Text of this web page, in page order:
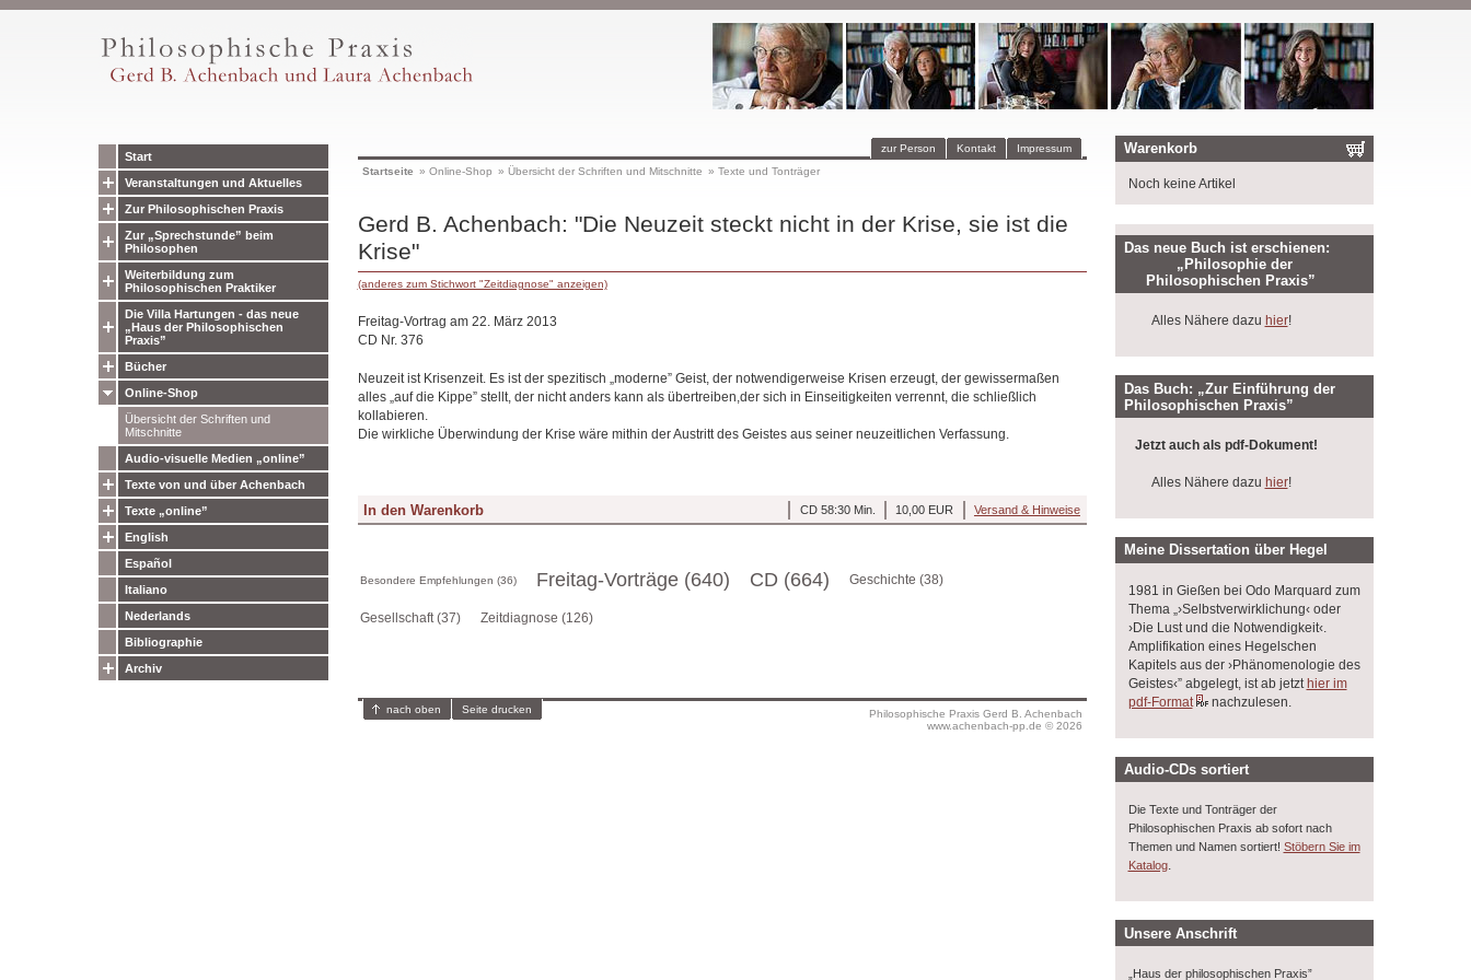
Start
Veranstaltungen und Aktuelles
Zur Philosophischen Praxis
Zur „Sprechstunde” beim
Philosophen
Weiterbildung zum
Philosophischen Praktiker
Die Villa Hartungen - das neue
„Haus der Philosophischen
Praxis”
Bücher
Online-Shop
Übersicht der Schriften und
Mitschnitte
Audio-visuelle Medien „online”
Texte von und über Achenbach
Texte „online”
English
Español
Italiano
Nederlands
Bibliographie
Archiv
Impressum
Kontakt
zur Person
Startseite » Online-Shop » Übersicht der Schriften und Mitschnitte » Texte und Tonträger
Gerd B. Achenbach: "Die Neuzeit steckt nicht in der Krise, sie ist die
Krise"
(anderes zum Stichwort "Zeitdiagnose" anzeigen)
Freitag-Vortrag am 22. März 2013
CD Nr. 376
Neuzeit ist Krisenzeit. Es ist der spezitisch „moderne” Geist, der notwendigerweise Krisen erzeugt, der gewissermaßen
alles „auf die Kippe” stellt, der nicht anders kann als übertreiben,der sich in Einseitigkeiten verrennt, die schließlich
kollabieren.
Die wirkliche Überwindung der Krise wäre mithin der Austritt des Geistes aus seiner neuzeitlichen Verfassung.
Versand & Hinweise
10,00 EUR
CD 58:30 Min.
Besondere Empfehlungen (36) Freitag-Vorträge (640) CD (664) Geschichte (38)
Gesellschaft (37) Zeitdiagnose (126)
Philosophische Praxis Gerd B. Achenbach
www.achenbach-pp.de © 2026
nach oben Seite drucken
Warenkorb
Noch keine Artikel
Das neue Buch ist erschienen:
„Philosophie der
Philosophischen Praxis”
Alles Nähere dazu hier!
Das Buch: „Zur Einführung der
Philosophischen Praxis”
Jetzt auch als pdf-Dokument!
Alles Nähere dazu hier!
Meine Dissertation über Hegel
1981 in Gießen bei Odo Marquard zum
Thema „›Selbstverwirklichung‹ oder
›Die Lust und die Notwendigkeit‹.
Amplifikation eines Hegelschen
Kapitels aus der ›Phänomenologie des
Geistes‹” abgelegt, ist ab jetzt hier im
pdf-Format
nachzulesen.
Audio-CDs sortiert
Die Texte und Tonträger der
Philosophischen Praxis ab sofort nach
Themen und Namen sortiert! Stöbern Sie im
Katalog.
Unsere Anschrift
„Haus der philosophischen Praxis”